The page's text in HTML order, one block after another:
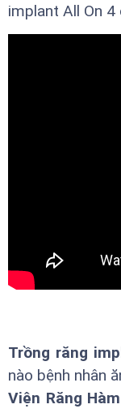
implant All On
Trồng răng
nào bệnh nhân
Viện Răng